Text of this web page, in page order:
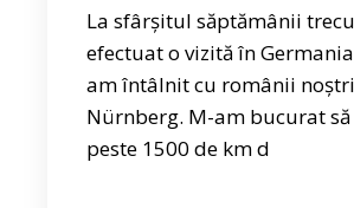
La sfârșitul săptămânii
efectuat o vizită în
am întâlnit cu românii
Nürnberg. M-am bucurat să
peste 1500 de km d